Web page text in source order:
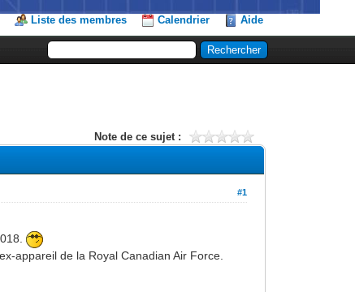
Liste des membres Calendrier Aide
Note de ce sujet :
#1
appareil de la Royal Canadian Air Force.